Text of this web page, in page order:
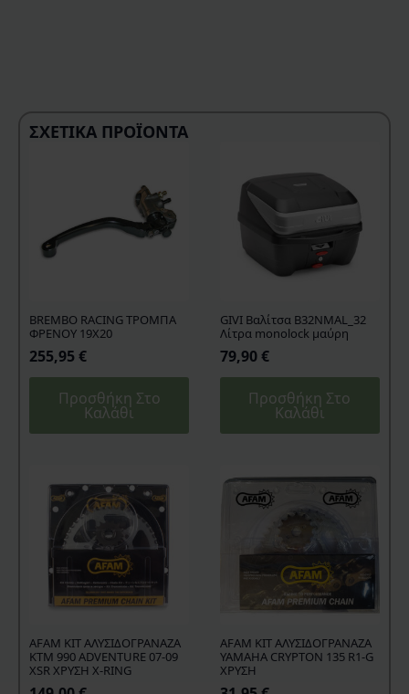
ΣΧΕΤΙΚΆ ΠΡΟΪΌΝΤΑ
BREMBO RACING ΤΡΟΜΠΑ
ΦΡΕΝΟΥ 19X20
255,95 €
Προσθήκη Στο
Καλάθι
GIVI Βαλίτσα B32NMAL_32
Λίτρα monolock μαύρη
79,90€
Προσθήκη Στο
Καλάθι
AFAM KIT ΑΛΥΣΙΔΟΓΡΑΝΑΖΑ
KTM 990 ADVENTURE 07-09
XSR ΧΡΥΣΗ X-RING
AFAM KIT ΑΛΥΣΙΔΟΓΡΑΝΑΖΑ
YAMAHA CRYPTON 135 R1-G
ΧΡΥΣΗ